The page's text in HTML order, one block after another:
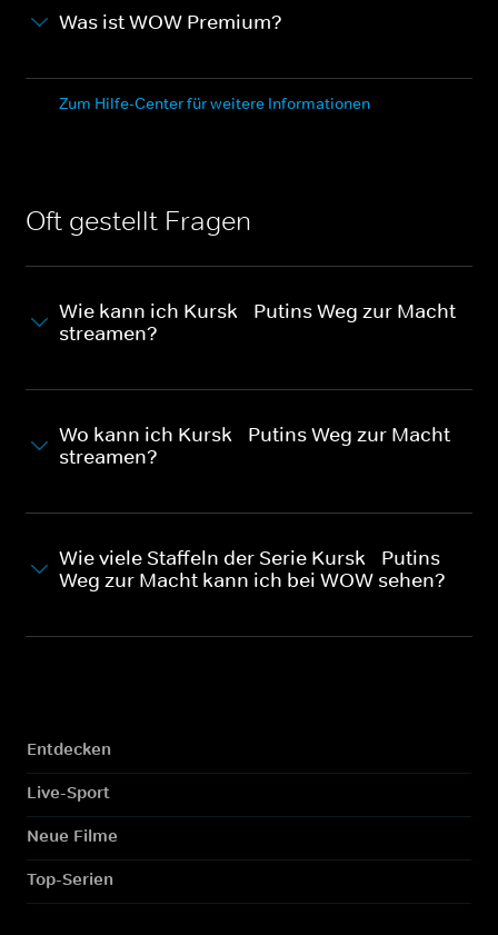
Was ist WOW Premium?
Zum Hilfe-Center für weitere Informationen
Oft gestellt Fragen
Wie kann ich Kursk - Putins Weg zur Macht
streamen?
Wo kann ich Kursk - Putins Weg zur Macht
streamen?
Wie viele Staffeln der Serie Kursk - Putins
Weg zur Macht kann ich bei WOW sehen?
Entdecken
Live-Sport
Neue Filme
Top-Serien